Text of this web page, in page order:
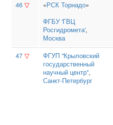
46 ▽ «РСК Торнадо»
ФГБУ 'ГВЦ
Росгидромета',
Москва
47 ▽
ФГУП "Крыловский
государственный
научный центр",
Санкт-Петербург